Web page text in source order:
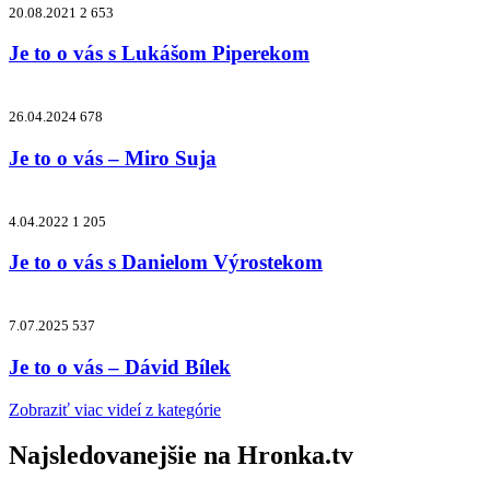
20.08.2021 2 653
Je to o vás s Lukášom Piperekom
26.04.2024 678
Je to o vás – Miro Suja
4.04.2022 1 205
Je to o vás s Danielom Výrostekom
7.07.2025 537
Je to o vás – Dávid Bílek
Zobraziť viac videí z kategórie
Najsledovanejšie na Hronka.tv